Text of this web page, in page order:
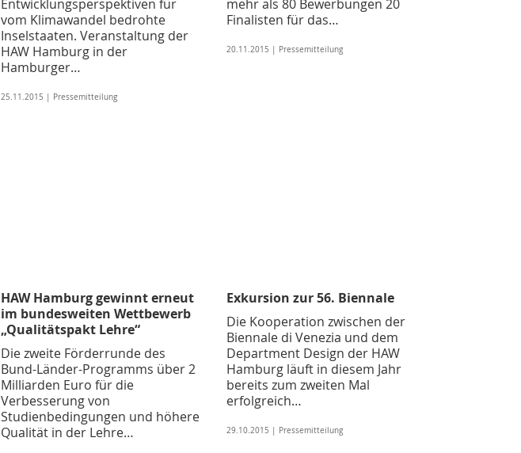
Entwicklungsperspektiven für
vom Klimawandel bedrohte
Inselstaaten. Veranstaltung der
HAW Hamburg in der
Hamburger…
25.11.2015 | Pressemitteilung
mehr als 80 Bewerbungen 20
Finalisten für das…
20.11.2015 | Pressemitteilung
HAW Hamburg gewinnt erneut
im bundesweiten Wettbewerb
„Qualitätspakt Lehre“
Die zweite Förderrunde des
Bund-Länder-Programms über 2
Milliarden Euro für die
Verbesserung von
Studienbedingungen und höhere
Qualität in der Lehre…
Exkursion zur 56. Biennale
Die Kooperation zwischen der
Biennale di Venezia und dem
Department Design der HAW
Hamburg läuft in diesem Jahr
bereits zum zweiten Mal
erfolgreich…
29.10.2015 | Pressemitteilung